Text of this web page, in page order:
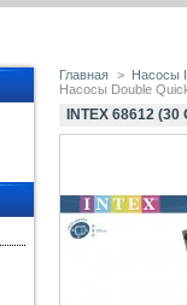
Главная > Насосы
Насосы Double
INTEX 68612